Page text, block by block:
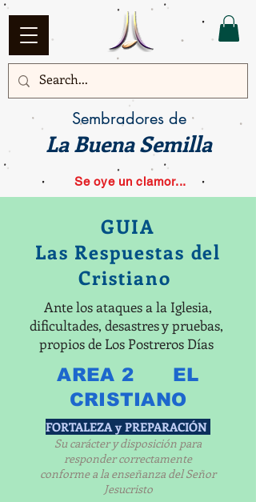
Sembradores de
La Buena Semilla
Se oye un clamor...
GUIA
Las Respuestas del
Cristiano
Ante los ataques a la Iglesia,
dificultades, desastres y pruebas,
propios de Los Postreros Días
AREA 2 EL
CRISTIANO
FORTALEZA y PREPARACIÓN
Su carácter y disposición para
responder correctamente
conforme a la enseñanza del Señor
Jesucristo